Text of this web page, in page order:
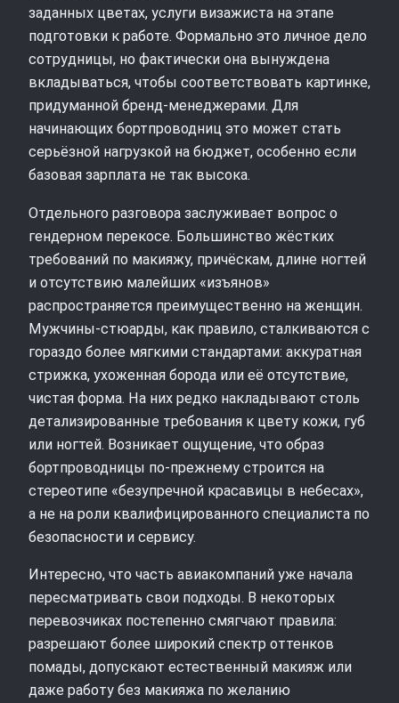
заданных цветах, услуги визажиста на этапе
подготовки к работе. Формально это личное дело
сотрудницы, но фактически она вынуждена
вкладываться, чтобы соответствовать картинке,
придуманной бренд-менеджерами. Для
начинающих бортпроводниц это может стать
серьёзной нагрузкой на бюджет, особенно если
базовая зарплата не так высока.
Отдельного разговора заслуживает вопрос о
гендерном перекосе. Большинство жёстких
требований по макияжу, причёскам, длине ногтей
и отсутствию малейших «изъянов»
распространяется преимущественно на женщин.
Мужчины-стюарды, как правило, сталкиваются с
гораздо более мягкими стандартами: аккуратная
стрижка, ухоженная борода или её отсутствие,
чистая форма. На них редко накладывают столь
детализированные требования к цвету кожи, губ
или ногтей. Возникает ощущение, что образ
бортпроводницы по‑прежнему строится на
стереотипе «безупречной красавицы в небесах»,
а не на роли квалифицированного специалиста по
безопасности и сервису.
Интересно, что часть авиакомпаний уже начала
пересматривать свои подходы. В некоторых
перевозчиках постепенно смягчают правила:
разрешают более широкий спектр оттенков
помады, допускают естественный макияж или
даже работу без макияжа по желанию